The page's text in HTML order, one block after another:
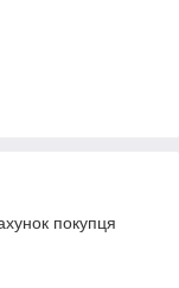
покупця